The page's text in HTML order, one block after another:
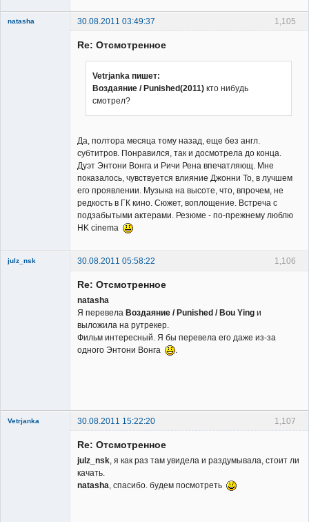
1,105
natasha 30.08.2011 03:49:37
Re: Отсмотренное
Vetrjanka пишет:
Воздаяние / Punished(2011) кто нибудь
смотрел?
Да, полтора месяца тому назад, еще без англ.
субтитров. Понравился, так и досмотрела до конца.
Дуэт Энтони Вонга и Ричи Рена впечатляющ. Мне
показалось, чувствуется влияние Джонни То, в лучшем
его проявлении. Музыка на высоте, что, впрочем, не
редкость в ГК кино. Сюжет, воплощение. Встреча с
подзабытыми актерами. Резюме - по-прежнему люблю
HK cinema
1,106
julz_nsk
30.08.2011 05:58:22
Re: Отсмотренное
natasha
Я перевела Воздаяние / Punished / Bou Ying и
выложила на рутрекер.
Фильм интересный. Я бы перевела его даже из-за
одного Энтони Вонга
.
1,107
Vetrjanka
30.08.2011 15:22:20
Re: Отсмотренное
julz_nsk , я как раз там увидела и раздумывала, стоит ли
качать.
natasha , спасибо. будем посмотреть